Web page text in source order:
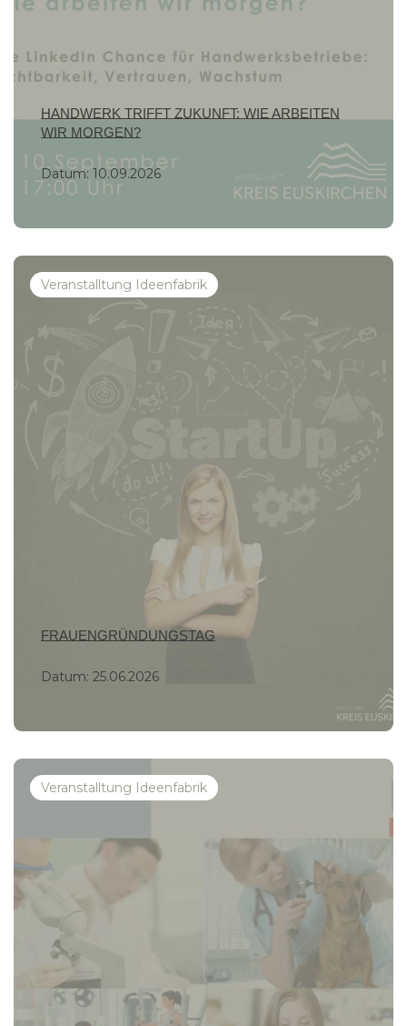
HANDWERK TRIFFT ZUKUNFT: WIE ARBEITEN
WIR MORGEN?
Datum: 10.09.2026
Veranstalltung Ideenfabrik
FRAUENGRÜNDUNGSTAG
Datum: 25.06.2026
Veranstalltung Ideenfabrik